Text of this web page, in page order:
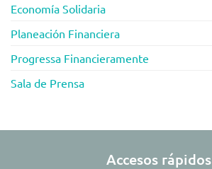
Economía Solidaria
Planeación Financiera
Progressa Financieramente
Sala de Prensa
Accesos rápidos